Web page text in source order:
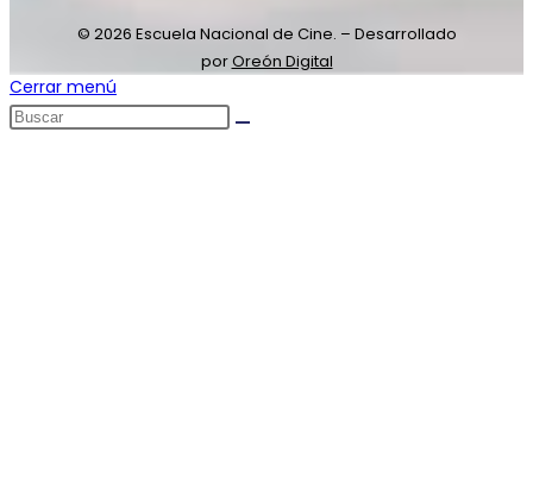
© 2026 Escuela Nacional de Cine. – Desarrollado
porOreón Digital
Cerrar menú